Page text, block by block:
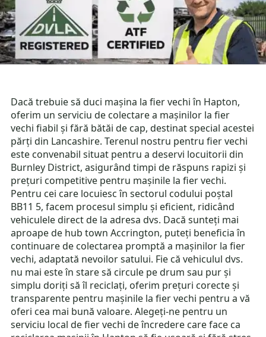
Dacă trebuie să duci mașina la fier vechi în Hapton,
oferim un serviciu de colectare a mașinilor la fier
vechi fiabil și fără bătăi de cap, destinat special acestei
părți din Lancashire. Terenul nostru pentru fier vechi
este convenabil situat pentru a deservi locuitorii din
Burnley District, asigurând timpi de răspuns rapizi și
prețuri competitive pentru mașinile la fier vechi.
Pentru cei care locuiesc în sectorul codului poștal
BB11 5, facem procesul simplu și eficient, ridicând
vehiculele direct de la adresa dvs. Dacă sunteți mai
aproape de hub town Accrington, puteți beneficia în
continuare de colectarea promptă a mașinilor la fier
vechi, adaptată nevoilor satului. Fie că vehiculul dvs.
nu mai este în stare să circule pe drum sau pur și
simplu doriți să îl reciclați, oferim prețuri corecte și
transparente pentru mașinile la fier vechi pentru a vă
oferi cea mai bună valoare. Alegeți-ne pentru un
serviciu local de fier vechi de încredere care face ca